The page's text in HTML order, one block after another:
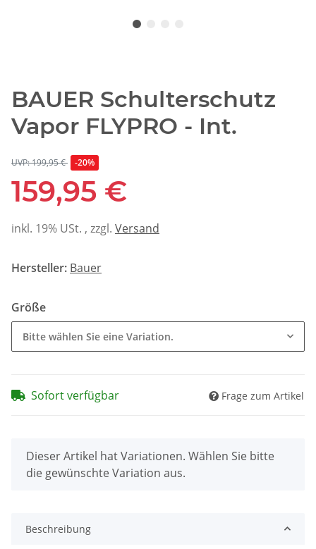
BAUER Schulterschutz
Vapor FLYPRO - Int.
UVP: 199,95 € -20%
159,95 €
inkl. 19% USt. , zzgl. Versand
Hersteller: Bauer
Größe
Bitte wählen Sie eine Variation.
Sofort verfügbar Frage zum Artikel
x
Dieser Artikel hat Variationen. Wählen Sie bitte
die gewünschte Variation aus.
Beschreibung